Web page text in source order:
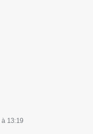
à 13:19